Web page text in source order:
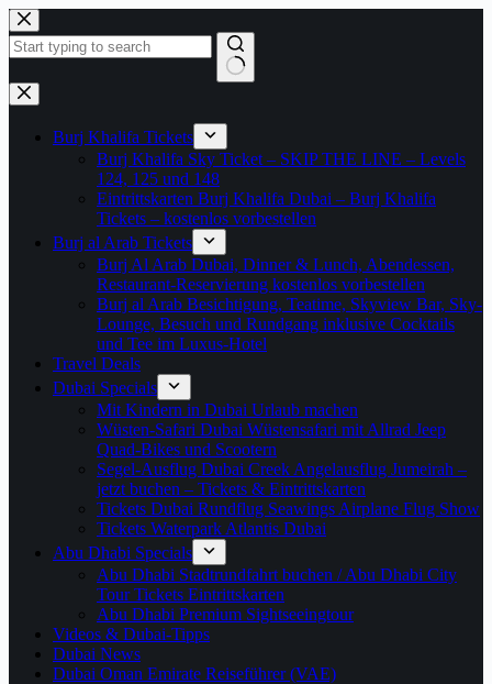
Zum
Inhalt
springen
Keine
Ergebnisse
Burj Khalifa Tickets
Burj Khalifa Sky Ticket – SKIP THE LINE – Levels
124, 125 und 148
Eintrittskarten Burj Khalifa Dubai – Burj Khalifa
Tickets – kostenlos vorbestellen
Burj al Arab Tickets
Burj Al Arab Dubai, Dinner & Lunch, Abendessen,
Restaurant-Reservierung kostenlos vorbestellen
Burj al Arab Besichtigung, Teatime, Skyview Bar, Sky-
Lounge, Besuch und Rundgang inklusive Cocktails
und Tee im Luxus-Hotel
Travel Deals
Dubai Specials
Mit Kindern in Dubai Urlaub machen
Wüsten-Safari Dubai Wüstensafari mit Allrad Jeep
Quad-Bikes und Scootern
Segel-Ausflug Dubai Creek Angelausflug Jumeirah –
jetzt buchen – Tickets & Eintrittskarten
Tickets Dubai Rundflug Seawings Airplane Flug Show
Tickets Waterpark Atlantis Dubai
Abu Dhabi Specials
Abu Dhabi Stadtrundfahrt buchen / Abu Dhabi City
Tour Tickets Eintrittskarten
Abu Dhabi Premium Sightseeingtour
Videos & Dubai-Tipps
Dubai News
Dubai Oman Emirate Reiseführer (VAE)